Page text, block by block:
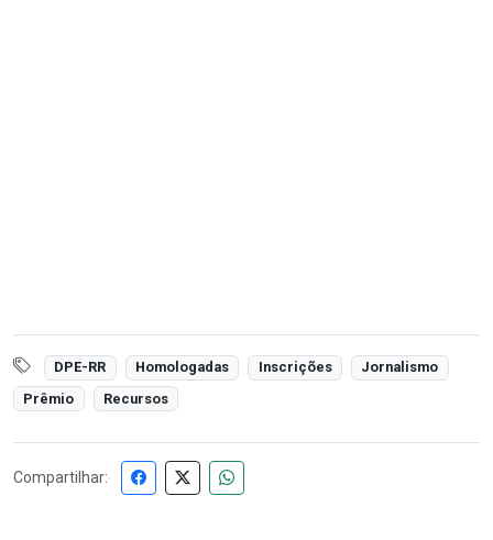
DPE-RR Homologadas Inscrições
Jornalismo
Prêmio
Recursos
Compartilhar: